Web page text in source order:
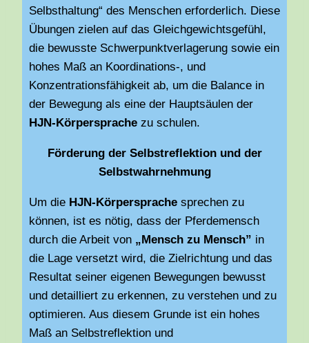
Selbsthaltung“ des Menschen erforderlich. Diese
Übungen zielen auf das Gleichgewichtsgefühl,
die bewusste Schwerpunktverlagerung sowie ein
hohes Maß an Koordinations-, und
Konzentrationsfähigkeit ab, um die Balance in
der Bewegung als eine der Hauptsäulen der
HJN-Körpersprache zu schulen.
Förderung der Selbstreflektion und der
Selbstwahrnehmung
Um die HJN-Körpersprache sprechen zu
können, ist es nötig, dass der Pferdemensch
durch die Arbeit von „Mensch zu Mensch” in
die Lage versetzt wird, die Zielrichtung und das
Resultat seiner eigenen Bewegungen bewusst
und detailliert zu erkennen, zu verstehen und zu
optimieren. Aus diesem Grunde ist ein hohes
Maß an Selbstreflektion und